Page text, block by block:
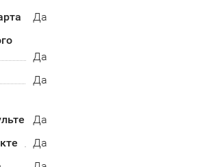
Да
Да
Да
Да
Да